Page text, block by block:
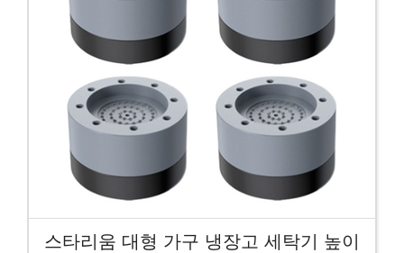
스타리움 대형 가구 냉장고 세탁기 높이